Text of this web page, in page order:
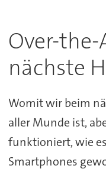
Over-
nächste
Womit wir beim
aller Munde ist,
funktioniert, wie
Smartphones